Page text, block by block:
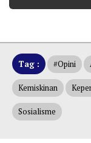
Tag : #opini
Kemiskinan
Sosialisme